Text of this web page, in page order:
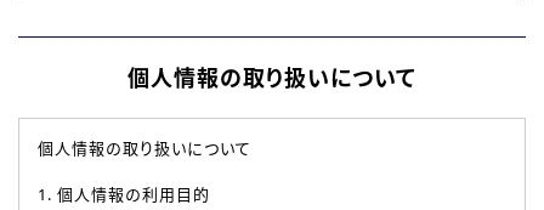
個人情報の取り扱いについて
個人情報の取り扱いについて
1. 個人情報の利用目的